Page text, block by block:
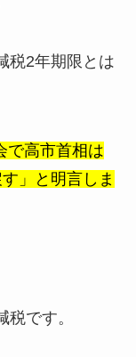
税2年期限とは
で高市首相は
」と明言しま
です。